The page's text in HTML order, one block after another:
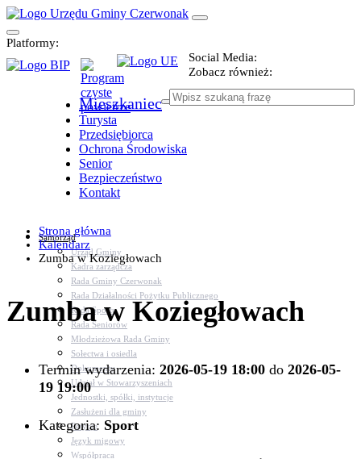
Platformy:
Social Media:
Zobacz również:
Mieszkaniec
Turysta
Przedsiębiorca
Ochrona Środowiska
Senior
Bezpieczeństwo
Kontakt
Samorząd
Urząd Gminy
Kadra zarządcza
Rada Gminy Czerwonak
Rada Działalności Pożytku Publicznego
Rada Sportu
Rada Seniorów
Młodzieżowa Rada Gminy
Sołectwa i osiedla
Dokumenty
Udział w Stowarzyszeniach
Jednostki, spółki, instytucje
Zasłużeni dla gminy
Petycje
Język migowy
Współpraca
Strona główna
Kalendarz
Zumba w Koziegłowach
Zumba w Koziegłowach
Termin wydarzenia: 2026-05-19 18:00 do 2026-05-
19 19:00
Kategoria: Sport